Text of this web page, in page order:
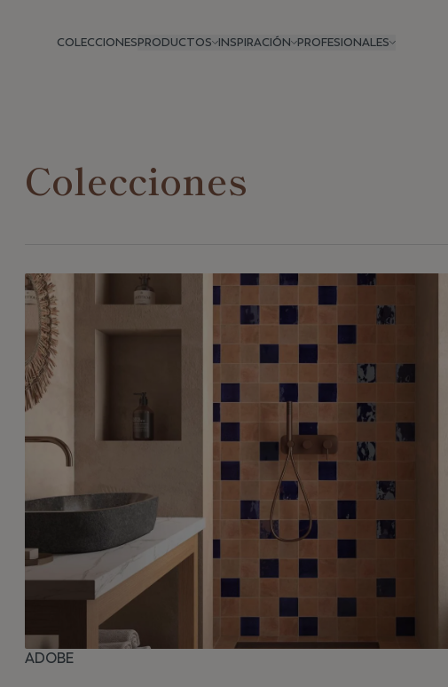
COLECCIONESPRODUCTOS INSPIRACIÓN PROFESIONALES
Colecciones
ADOBE